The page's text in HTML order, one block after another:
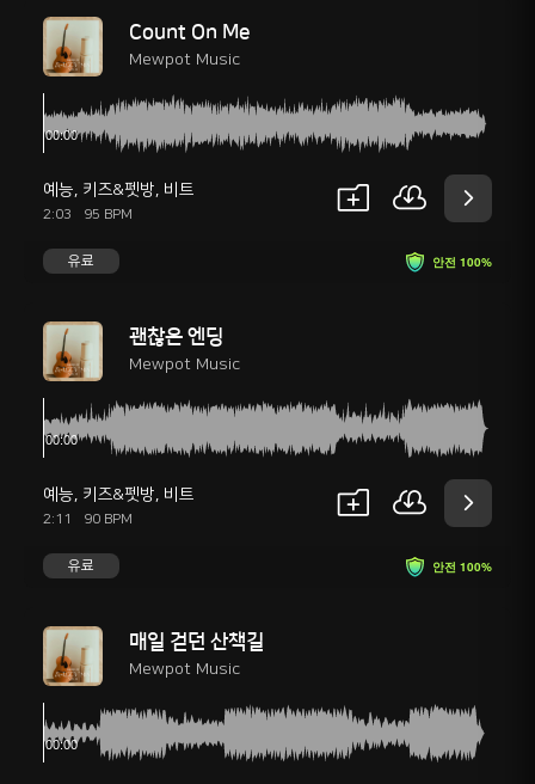
Count On Me
Mewpot Music
예능, 키즈&펫방, 비트
2:03 95 BPM
안전 100%
유료
괜찮은 엔딩
Mewpot Music
예능, 키즈&펫방, 비트
2:11 90 BPM
안전 100%
유료
매일 걷던 산책길
Mewpot Music